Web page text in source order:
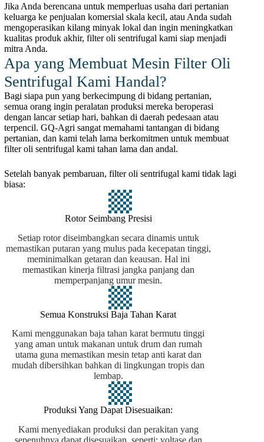
Jika Anda berencana untuk memperluas usaha dari pertanian
keluarga ke penjualan komersial skala kecil, atau Anda sudah
mengoperasikan kilang minyak lokal dan ingin meningkatkan
kualitas produk akhir, filter oli sentrifugal kami siap menjadi
mitra Anda.
Apa yang Membuat Mesin Filter Oli
Sentrifugal Kami Handal?
Bagi siapa pun yang berkecimpung di bidang pertanian,
semua orang ingin peralatan produksi mereka beroperasi
dengan lancar setiap hari, bahkan di daerah pedesaan atau
terpencil. GQ-Agri sangat memahami tantangan di bidang
pertanian, dan kami telah lama berkomitmen untuk membuat
filter oli sentrifugal kami tahan lama dan andal.
Setelah banyak pembaruan, filter oli sentrifugal kami tidak lagi
biasa:
Rotor Seimbang Presisi
Setiap rotor diseimbangkan secara dinamis untuk
memastikan putaran yang mulus pada kecepatan tinggi,
meminimalkan getaran dan keausan. Hal ini
memastikan kinerja filtrasi jangka panjang dan
memperpanjang umur mesin.
Semua Konstruksi Baja Tahan Karat
Kami menggunakan baja tahan karat bermutu tinggi
yang aman untuk makanan untuk drum dan rumah
utama guna memastikan mesin tetap anti karat dan
mudah dibersihkan bahkan di lingkungan tropis dan
lembap.
Produksi Yang Dapat Disesuaikan:
Kami menyediakan produksi dan perakitan yang